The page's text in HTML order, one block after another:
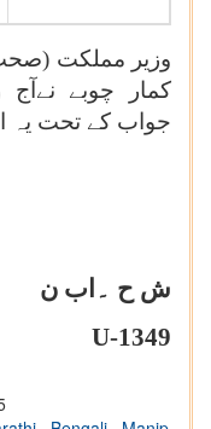
وزیر مملکت (صحت
کمار چوبے
جواب کے تحت یہ
ش ح ۔اب ن
U-1349